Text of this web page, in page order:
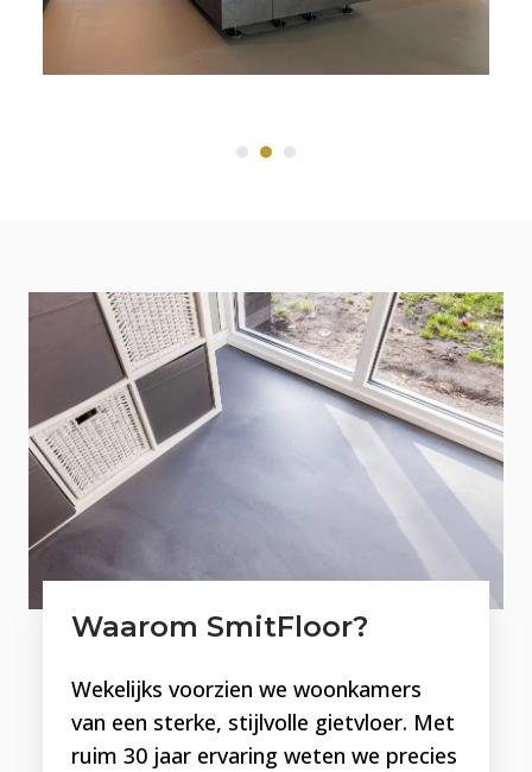
COMFORT
dan is een gietvloer van Smitfloor de perfecte
perfect te combineren met vloerverwarming.
STIJLVOL
Natuurlijk is het belangrijk dat een vloer
duurzaam en comfortabel is, maar het oog wil
ook wat. Dan zit je met een gietvloer zeker
goed. Of je nu fan bent van een industrieel, een
Scandinavisch, een modern, een rustiek of
kleurrijk interieur, voor iedere wens en ieder
interieur is er een geschikte gietvloer.
GESCHIKT VOOR IEDERE
RUIMTE
Waarom SmitFloor?
Wekelijks voorzien we woonkamers
van een sterke, stijlvolle gietvloer. Met
ruim 30 jaar ervaring weten we precies